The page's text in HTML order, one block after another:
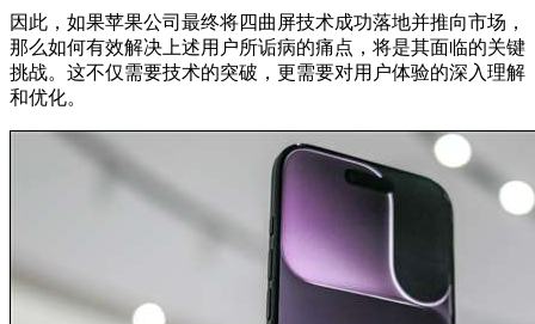
因此，如果苹果公司最终将四曲屏技术成功落地并推向市场，
那么如何有效解决上述用户所诟病的痛点，将是其面临的关键
挑战。这不仅需要技术的突破，更需要对用户体验的深入理解
和优化。